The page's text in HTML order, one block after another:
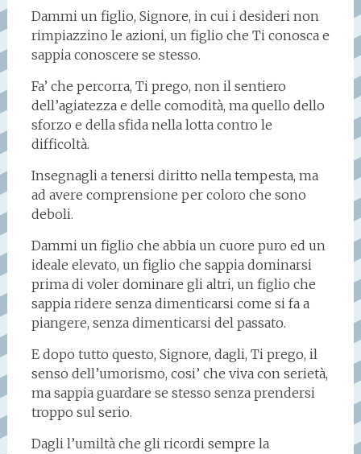
Dammi un figlio, Signore, in cui i desideri non
rimpiazzino le azioni, un figlio che Ti conosca e
sappia conoscere se stesso.
Fa’ che percorra, Ti prego, non il sentiero
dell’agiatezza e delle comodità, ma quello dello
sforzo e della sfida nella lotta contro le
difficoltà.
Insegnagli a tenersi diritto nella tempesta, ma
ad avere comprensione per coloro che sono
deboli.
Dammi un figlio che abbia un cuore puro ed un
ideale elevato, un figlio che sappia dominarsi
prima di voler dominare gli altri, un figlio che
sappia ridere senza dimenticarsi come si fa a
piangere, senza dimenticarsi del passato.
E dopo tutto questo, Signore, dagli, Ti prego, il
senso dell’umorismo, cosi’ che viva con serietà,
ma sappia guardare se stesso senza prendersi
troppo sul serio.
Dagli l’umiltà che gli ricordi sempre la